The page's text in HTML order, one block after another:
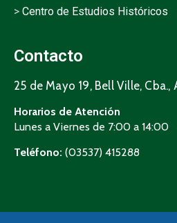
> Centro de Estudios Históricos
Contacto
25 de Mayo 19, Bell Ville, Cba.,
Horarios de Atención
Lunes a Viernes de 7:00 a 14:00
Teléfono: (03537) 415288